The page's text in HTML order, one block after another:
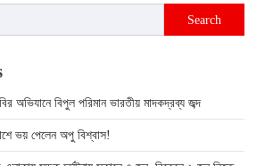
Search
অভিযানে বিপুল পরিমান ভারতীয় মাদকদ্রব্য জব্দ
ভয় পেলেন অপু বিশ্বাস!